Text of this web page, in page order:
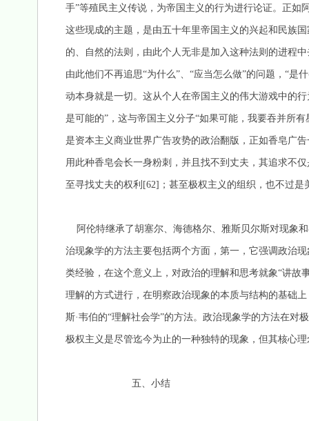
手”等殖民主义传说，为帝国主义的行为进行论证。正如
这些现成的主题，是由五十年里帝国主义的兴起和民族
的、自然的法则，由此个人无非是加入这种法则的进程
由此他们不再追思“为什么”、“应当怎么做”的问题，“是
动本身就是一切。这从个人在帝国主义的伟大游戏中的
是可能的”，这与帝国主义分子“如果可能，我要吞并所
是资本主义商业世界广告攻势的政治翻版，正如香皂广
用此种香皂会长一身粉刺，并且找不到丈夫，其追求不
至寻找丈夫的权利[62]；甚至极权主义的组织，也不过
阿伦特继承了胡塞尔、海德格尔、雅斯贝尔斯对现象
治现象学的方法主要包括两个方面，第一，它强调政治
类经验，在这个意义上，对政治的理解和思考就象“讲故
理解的方式进行，在明察政治现象的本质与结构的基础
斯·韦伯的“理解社会学”的方法。政治现象学的方法在对
极权主义是尽管迄今为止的一种独特的现象，但其核心
五、小结